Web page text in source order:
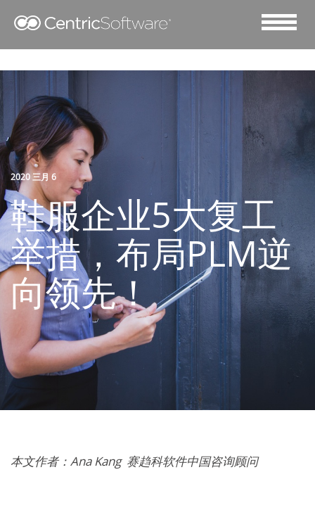
2020 三月 6
鞋服企业5大复工
举措，布局PLM逆
向领先！
本文作者：Ana Kang 赛趋科软件中国咨询顾问